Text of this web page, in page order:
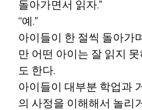
돌아가면서 읽자.”
“예.”
아이들이 한 절씩 돌아가
만 어떤 아이는 잘 읽지
도 한다.
아이들이 대부분 학업과
의 사정을 이해해서 놀리